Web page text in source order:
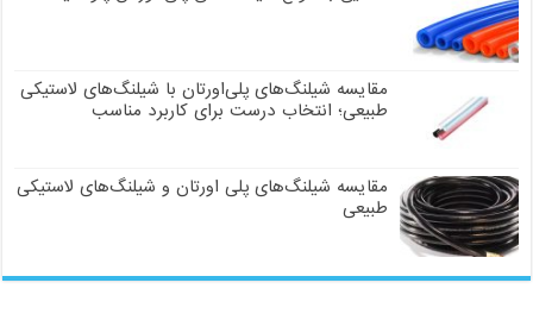
مقایسه شیلنگ‌های پلی‌اورتان با شیلنگ‌های لاستیکی
طبیعی؛ انتخاب درست برای کاربرد مناسب
مقایسه شیلنگ‌های پلی اورتان و شیلنگ‌های لاستیکی
طبیعی